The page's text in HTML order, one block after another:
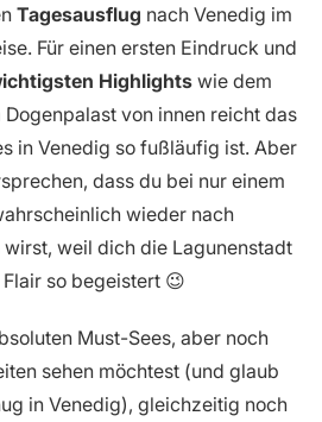
Tagesausflug nach Venedig im
Für einen ersten Eindruck und
Highlights wie dem
von innen reicht das
in Venedig so fußläufig ist. Aber
dass du bei nur einem
wieder nach
weil dich die Lagunenstadt
so begeistert 😉
Must-Sees, aber noch
sehen möchtest (und glaub
in Venedig), gleichzeitig noch